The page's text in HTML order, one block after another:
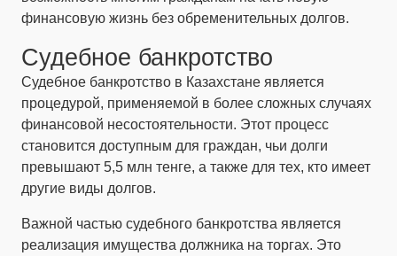
финансовую жизнь без обременительных долгов.
Судебное банкротство
Судебное банкротство в Казахстане является
процедурой, применяемой в более сложных случаях
финансовой несостоятельности. Этот процесс
становится доступным для граждан, чьи долги
превышают 5,5 млн тенге, а также для тех, кто имеет
другие виды долгов.
Важной частью судебного банкротства является
реализация имущества должника на торгах. Это